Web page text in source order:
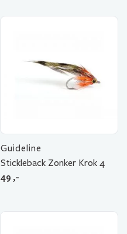
Guideline
Stickleback Zonker Krok 4
49 ,-